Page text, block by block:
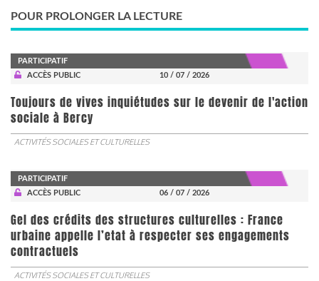
POUR PROLONGER LA LECTURE
PARTICIPATIF
ACCÈS PUBLIC
10 / 07 / 2026
Toujours de vives inquiétudes sur le devenir de l'action
sociale à Bercy
ACTIVITÉS SOCIALES ET CULTURELLES
PARTICIPATIF
ACCÈS PUBLIC
06 / 07 / 2026
Gel des crédits des structures culturelles : France
urbaine appelle l’etat à respecter ses engagements
contractuels
ACTIVITÉS SOCIALES ET CULTURELLES